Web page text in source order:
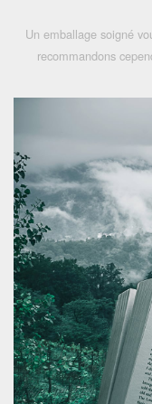
Un emballage soigné
recommandons